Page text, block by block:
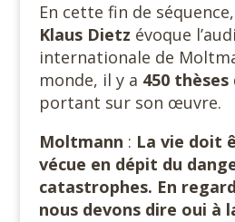
En cette fin de
Klaus Dietz évoque
internationale de
monde, il y a 450 thèses
portant sur son œuvre.
Moltmann : La vie doit
vécue en dépit du
catastrophes. En
nous devons dire oui à